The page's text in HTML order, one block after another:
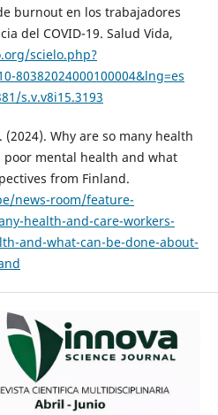
burnout en los trabajadores
del COVID-19. Salud Vida,
scielo.php?
80382024000100004&lng=es
s.v.v8i15.3193
Why are so many health
mental health and what
from Finland.
news-room/feature-
health-and-care-workers-
and-what-can-be-done-about-